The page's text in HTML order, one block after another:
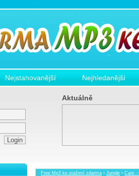
Nejstahovanější Nejhledanější
Aktuálně
Free Mp3 ke stažení zdarma › Jungle › Cani -